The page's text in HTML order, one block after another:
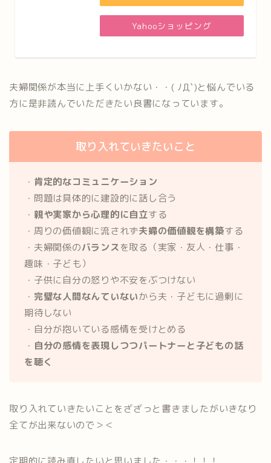
Yahooショッピング
夫婦関係が本当に上手くいかない・・( ﾉД`)と悩んでいる
方に是非読んでいただきたい良書になっています。
取り入れていきたいこと
・ 肯定的なコミュニケーション
・問題は具体的に建設的に話し合う
・ 親や実家から心理的に自立する
・周りの価値観に流されず夫婦の価値観を構築する
・夫婦関係のバランスを取る（実家・友人・仕事・
趣味・子ども）
・子供に自分の怒りや不安をぶつけない
・ 完璧な人間なんていないから夫・子どもに過剰に
期待しない
・自分が抱いている感情を受けとめる
・ 自分の感情を表現しつつパートナーと子どもの話
を聴く
取り入れていきたいことをざざっと書きましたがいきなり
全てが出来ないので＞＜